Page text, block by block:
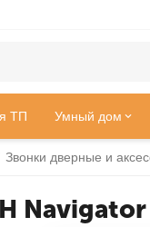
ТП Умный дом
Звонки дверные и